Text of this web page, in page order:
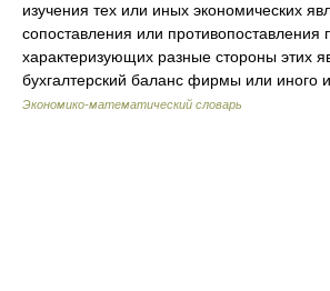
изучения тех или иных экономических
сопоставления или противопоставления
характеризующих разные стороны этих
бухгалтерский баланс фирмы или иного
Экономико-математический словарь